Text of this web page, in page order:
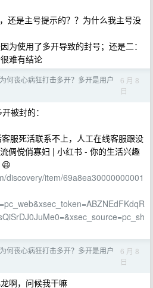
还是主号提示的？？为什么我主号没
为使用了多开导致的封号；还是二：
难有结论
何丧心病狂打击多开？多开是用户
6 月 8
日
被封的：
服死活联系不上，人工在线客服跟没
倜傥俏寡妇 | 小红书 - 你的生活兴趣
discovery/item/69a8ea30000000001
何丧心病狂打击多开？多开是用户
6 月 8
日
啊，问候我干嘛